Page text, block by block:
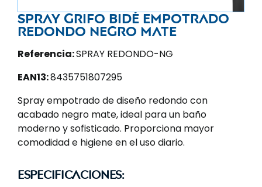
Spray grifo bidé empotrado
redondo negro mate
Referencia:SPRAY REDONDO-NG
EAN13:8435751807295
Spray empotrado de diseño redondo con
acabado negro mate, ideal para un baño
moderno y sofisticado. Proporciona mayor
comodidad e higiene en el uso diario.
Especificaciones: